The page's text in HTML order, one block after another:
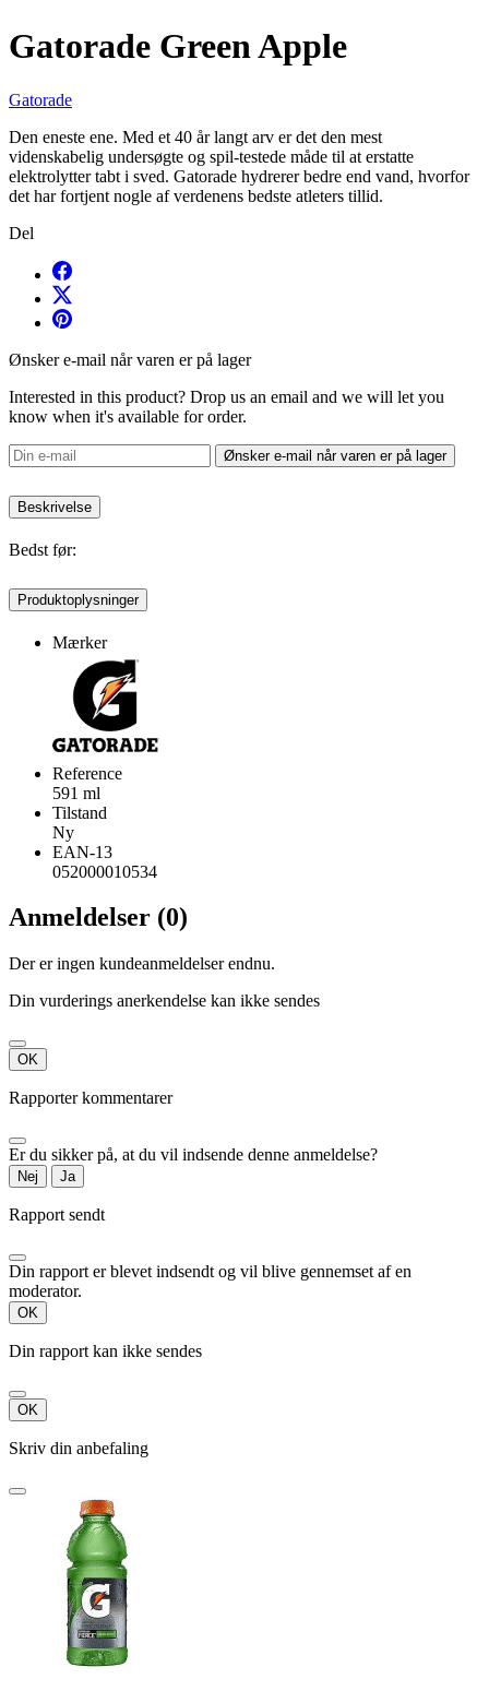
Gatorade Green Apple
Gatorade
Den eneste ene. Med et 40 år langt arv er det den mest
videnskabelig undersøgte og spil-testede måde til at erstatte
elektrolytter tabt i sved. Gatorade hydrerer bedre end vand, hvorfor
det har fortjent nogle af verdenens bedste atleters tillid.
Del
Ønsker e-mail når varen er på lager
Interested in this product? Drop us an email and we will let you
know when it's available for order.
Ønsker e-mail når varen er på lager
Beskrivelse
Bedst før:
Produktoplysninger
Mærker
Reference
591 ml
Tilstand
Ny
EAN-13
052000010534
Anmeldelser (0)
Der er ingen kundeanmeldelser endnu.
Din vurderings anerkendelse kan ikke sendes
OK
Rapporter kommentarer
Er du sikker på, at du vil indsende denne anmeldelse?
Nej Ja
Rapport sendt
Din rapport er blevet indsendt og vil blive gennemset af en
moderator.
OK
Din rapport kan ikke sendes
OK
Skriv din anbefaling